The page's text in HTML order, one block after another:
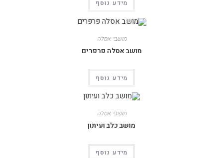
מידע נוסף
מושבי אסלה
מושב אסלה פרפרים
מידע נוסף
מושבי אסלה
מושב כלב ועיתון
מידע נוסף